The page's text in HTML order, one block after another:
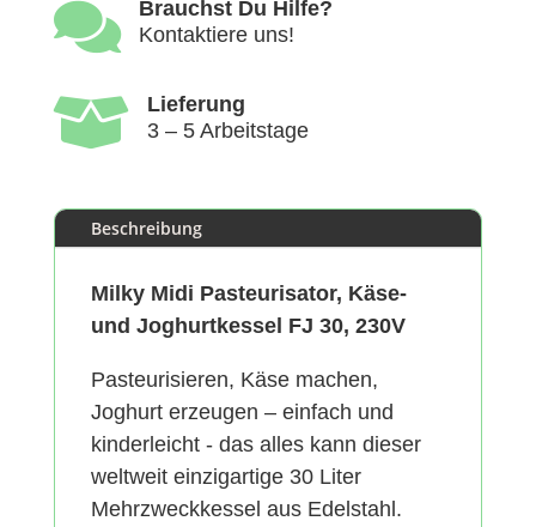
FJ
30,
Menge

Brauchst Du Hilfe?
Kontaktiere uns!

Lieferung
3 – 5 Arbeitstage
Beschreibung
Milky Midi Pasteurisator, Käse-
und Joghurtkessel FJ 30, 230V
Pasteurisieren, Käse machen,
Joghurt erzeugen – einfach und
kinderleicht - das alles kann dieser
weltweit einzigartige 30 Liter
Mehrzweckkessel aus Edelstahl.